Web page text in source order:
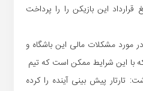
از مبلغ قرارداد این بازیکن را را پرداخت
مورد مشکلات مالی این باشگاه و
که با این شرایط ممکن است که تیم
تارتار پیش بینی آینده را کرده